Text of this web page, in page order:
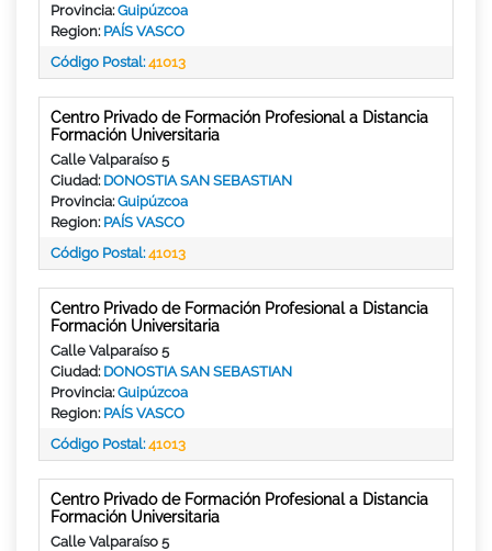
Provincia:Guipúzcoa
Region: PAÍS VASCO
Código Postal:41013
Centro Privado de Formación Profesional a Distancia
Formación Universitaria
Calle Valparaíso 5
Ciudad: DONOSTIA SAN SEBASTIAN
Provincia:Guipúzcoa
Region: PAÍS VASCO
Código Postal:41013
Centro Privado de Formación Profesional a Distancia
Formación Universitaria
Calle Valparaíso 5
Ciudad: DONOSTIA SAN SEBASTIAN
Provincia:Guipúzcoa
Region: PAÍS VASCO
Código Postal:41013
Centro Privado de Formación Profesional a Distancia
Formación Universitaria
Calle Valparaíso 5